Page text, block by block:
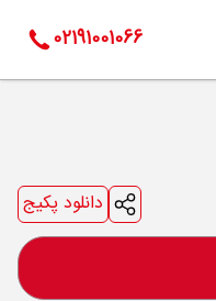
02191001066
دانلود پکیج